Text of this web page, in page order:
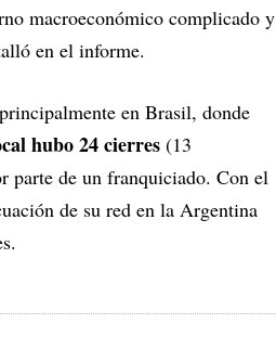
macroeconómico complicado y
en el informe.
en Brasil, donde
hubo 24 cierres (13
parte de un franquiciado. Con el
de su red en la Argentina